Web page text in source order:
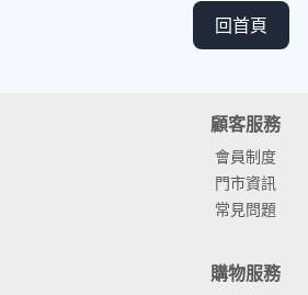
回首頁
顧客服務
會員制度
門市資訊
常見問題
購物服務